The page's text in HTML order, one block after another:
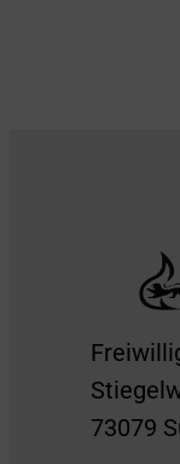
73079